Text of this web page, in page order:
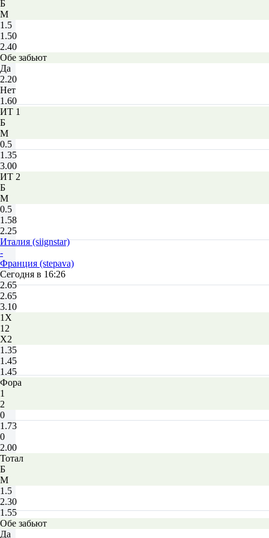
Б
М
1.5
1.50
2.40
Обе забьют
Да
2.20
Нет
1.60
ИТ 1
Б
М
0.5
1.35
3.00
ИТ 2
Б
М
0.5
1.58
2.25
Италия (siignstar)
-
Франция (stepava)
Сегодня в 16:26
2.65
2.65
3.10
1X
12
X2
1.35
1.45
1.45
Фора
1
2
0
1.73
0
2.00
Тотал
Б
М
1.5
2.30
1.55
Обе забьют
Да